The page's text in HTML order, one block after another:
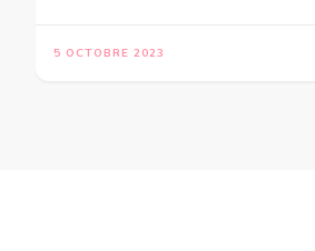
5 OCTOBRE 2023